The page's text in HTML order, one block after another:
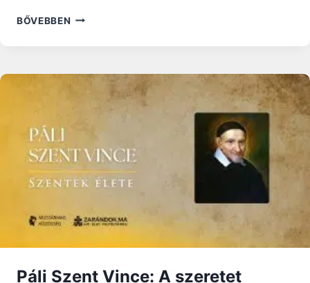
BŐVEBBEN MINDEN
EGÉSZ
PÁPA
ÚRANGYALA
IMÁDSÁGA
Páli Szent Vince: A szeretet